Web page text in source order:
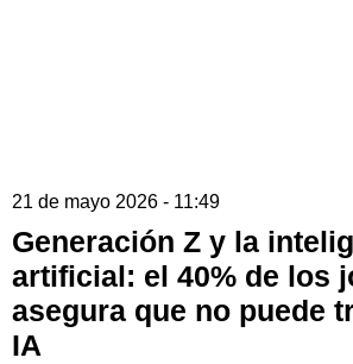
21 de mayo 2026 - 11:49
Generación Z y la
artificial: el 40% de los
asegura que no puede
IA